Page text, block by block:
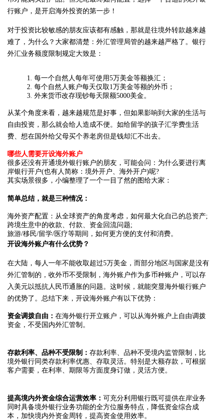
行账户，是开启海外投资的第一步！
对于投资比较敏感的朋友应该都有感触，那就是往境外转款越来越
难了，为什么？大家都清楚：外汇管理局管的越来越严格了。银行
外汇业务额度限制规定大致是：
1. 每一个自然人每年可使用5万美金等额换汇；
2. 每个自然人账户每天仅取1万美金等额的外币；
3. 外来货币改存现钞每天限额5000美金。
从某个角度来看，越来越规范是好事，但如果影响到大家的生活与
自由投资，那么就会给人造成不便。如给留学的孩子汇学费生活
费、想在国外给父母买个养老房但是钱却汇不出去。
哪些人需要开设海外账户
很多还没有开通境外银行账户的朋友，可能会问：为什么要进行离
岸银行开户(也有人简称：境外开户、海外开户)呢?
其实场景很多，小编整理了一个一目了然的图给大家：
简单总结，就是三种情况：
海外资产配置：从全球资产的角度考虑，如何最大化自己的总资产;
跨境生意中的收款、付款、资金回流问题;
旅游/移民/留学/医疗等期间，如何更方便的支付和消费。
开设海外账户有什么优势？
在大陆，每人一年不能收取超过5万美金，而部分地区与国家是没有
外汇管制的，收外币不受限制，海外账户作为多币种账户，可以存
入美元以抵抗人民币通胀的问题。这时候，就能突显海外银行账户
的优势了。总结下来，开设海外账户有以下优势：
资金调拨自由： 在海外银行开立账户，可以从海外账户上自由调拨
资金，不受国内外汇管制。
存款利率、品种不受限制： 存款利率、品种不受境内监管限制，比
境外银行同类存款利率优惠、存取灵活。特别是大额存款，可根据
客户需要，在利率、期限等方面度身订做，灵活方便。
提高境内外资金综合运营效率： 可充分利用银行既可提供在岸业务
同时具备境外银行业务功能的全方位服务特点，降低资金综合成
本，加快境内外资金周转，提高资金使用效率。